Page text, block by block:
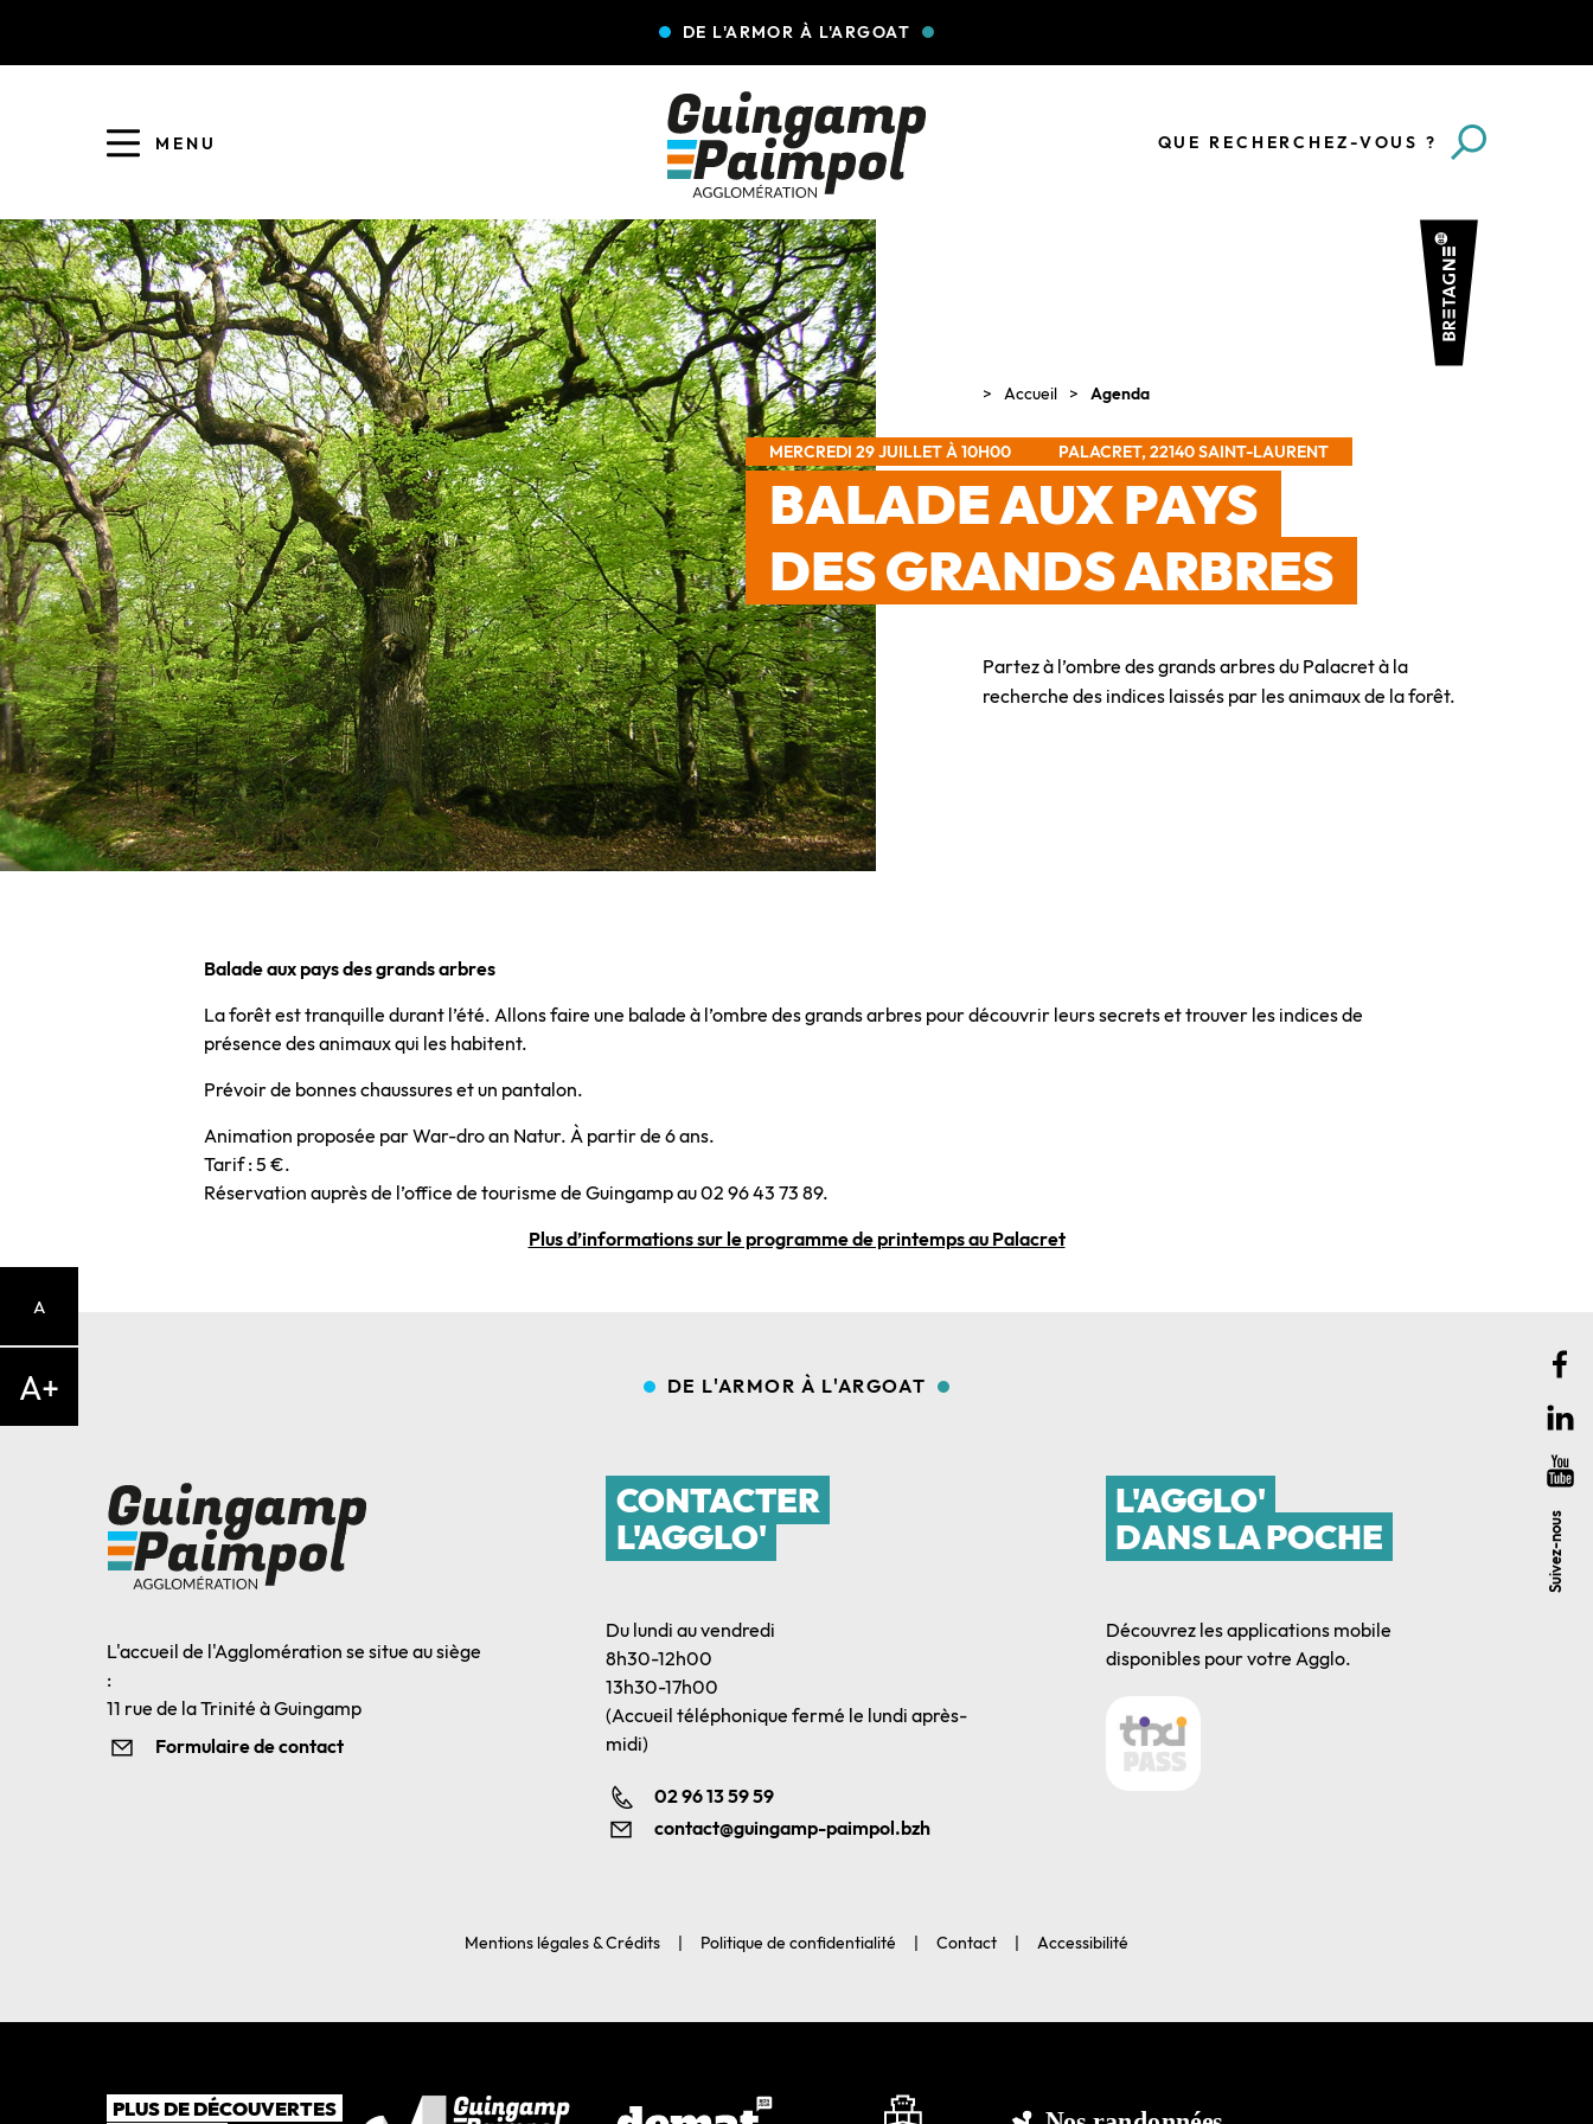
DE L'ARMOR À L'ARGOAT
MENU QUE RECHERCHEZ-VOUS ?
ENFANCE JEUNESSE L'AGGLO' RECRUTE
ASSOCIATIONS PISCINES
Suivez-nous
Accueil Agenda
MERCREDI 29 JUILLET À 10H00 PALACRET, 22140 SAINT-LAURENT
BALADE AUX PAYS
DES GRANDS ARBRES
Partez à l’ombre des grands arbres du Palacret à la
recherche des indices laissés par les animaux de la forêt.
A
A+
Balade aux pays des grands arbres
La forêt est tranquille durant l’été. Allons faire une balade à l’ombre des grands arbres pour découvrir leurs secrets et trouver les indices de
présence des animaux qui les habitent.
Prévoir de bonnes chaussures et un pantalon.
Animation proposée par War-dro an Natur. À partir de 6 ans.
Tarif : 5 €.
Réservation auprès de l’office de tourisme de Guingamp au 02 96 43 73 89.
Plus d’informations sur le programme de printemps au Palacret
DE L'ARMOR À L'ARGOAT
L'accueil de l'Agglomération se situe au siège
:
11 rue de la Trinité à Guingamp
Formulaire de contact
CONTACTER
L'AGGLO'
Du lundi au vendredi
8h30-12h00
13h30-17h00
(Accueil téléphonique fermé le lundi après-
midi)
02 96 13 59 59
contact@guingamp-paimpol.bzh
L'AGGLO'
DANS LA POCHE
Découvrez les applications mobile
disponibles pour votre Agglo.
Mentions légales & Crédits Politique de confidentialité Contact Accessibilité
PLUS DE DÉCOUVERTES